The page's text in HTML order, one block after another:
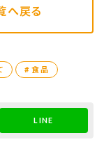
へ戻る
# 食品
LINE